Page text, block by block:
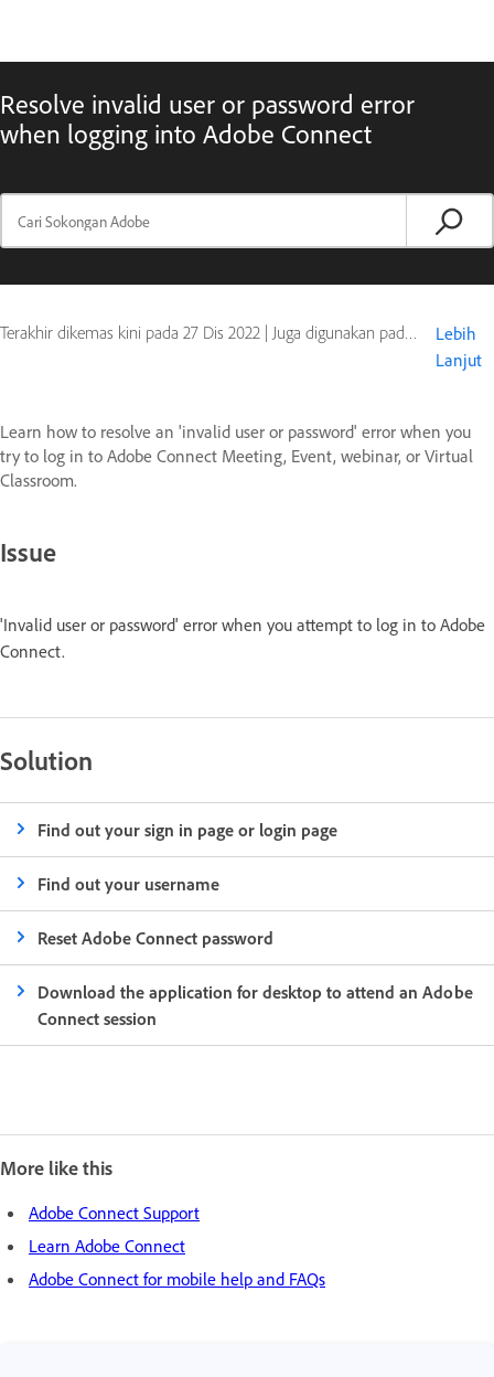
Resolve invalid user or password error
when logging into Adobe Connect
Terakhir dikemas kini pada 27 Dis 2022 | Juga digunakan pada Adobe Connect 8, Adobe Connect 9
Lebih
Lanjut
Learn how to resolve an 'invalid user or password' error when you
try to log in to Adobe Connect Meeting, Event, webinar, or Virtual
Classroom.
Issue
'Invalid user or password' error when you attempt to log in to Adobe
Connect.
Solution
Find out your sign in page or login page
Find out your username
Reset Adobe Connect password
Download the application for desktop to attend an Adobe
Connect session
More like this
Adobe Connect Support
Learn Adobe Connect
Adobe Connect for mobile help and FAQs